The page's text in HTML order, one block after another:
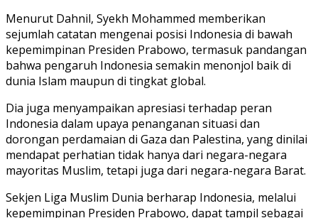
Menurut Dahnil, Syekh Mohammed memberikan
sejumlah catatan mengenai posisi Indonesia di bawah
kepemimpinan Presiden Prabowo, termasuk pandangan
bahwa pengaruh Indonesia semakin menonjol baik di
dunia Islam maupun di tingkat global.
Dia juga menyampaikan apresiasi terhadap peran
Indonesia dalam upaya penanganan situasi dan
dorongan perdamaian di Gaza dan Palestina, yang dinilai
mendapat perhatian tidak hanya dari negara-negara
mayoritas Muslim, tetapi juga dari negara-negara Barat.
Sekjen Liga Muslim Dunia berharap Indonesia, melalui
kepemimpinan Presiden Prabowo, dapat tampil sebagai